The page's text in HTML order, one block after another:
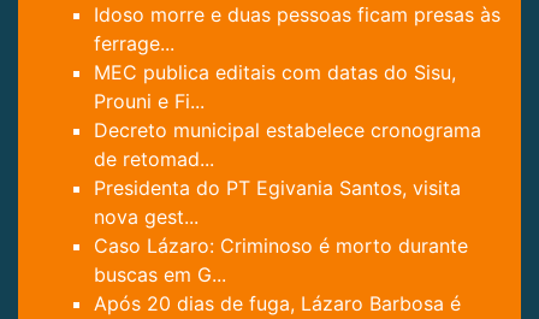
Idoso morre e duas pessoas ficam presas às
ferrage...
MEC publica editais com datas do Sisu,
Prouni e Fi...
Decreto municipal estabelece cronograma
de retomad...
Presidenta do PT Egivania Santos, visita
nova gest...
Caso Lázaro: Criminoso é morto durante
buscas em G...
Após 20 dias de fuga, Lázaro Barbosa é